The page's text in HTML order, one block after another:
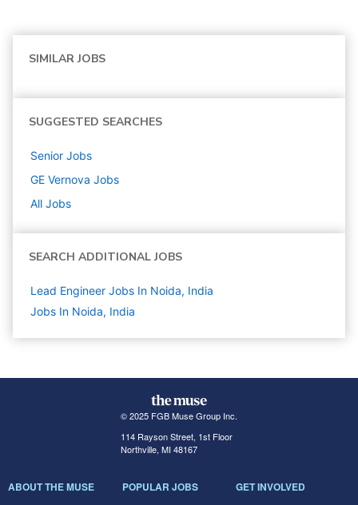
SIMILAR JOBS
SUGGESTED SEARCHES
Senior Jobs
GE Vernova Jobs
All Jobs
SEARCH ADDITIONAL JOBS
Lead Engineer Jobs In Noida, India
Jobs In Noida, India
© 2025 FGB Muse Group Inc.
114 Rayson Street, 1st Floor
Northville, MI 48167
ABOUT THE MUSE POPULAR JOBS GET INVOLVED